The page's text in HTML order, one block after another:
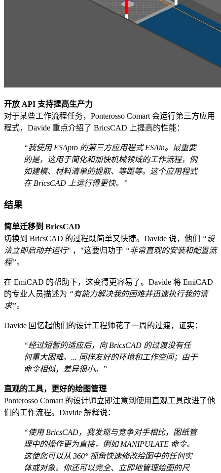
开放 API 支持提高生产力
对于某些工作流程任务，Ponterosso Comart 会运行第三方应用
程式，Davide 重点介绍了 BricsCAD 上提高的性能：
“我使用 ESApro 的第三方应用程式 ESAin。最重要
的是，这用于简化和加快机械领域的工作流程，例
如建模、材料清单的提取、等距等。这个应用程式
在 BricsCAD 上运行得更快。”
结果
简单迁移到 BricsCAD
切换到 BricsCAD 的过程既简单又快捷。Davide 说，他们
“设
法立即启动并运行" ，"这要归功于 “非常直观的安装和配置流
程”。
在 EmiCAD 的帮助下，这变得更容易了。Davide 将 EmiCAD
的专业人员描述为 “有能力解决我的困难并迅速执行我的请
求”。
Davide 回忆起他们的设计工程师花了一周的过渡，证实：
“经过短暂的适应后，向 BricsCAD 的过渡没有任
何重大困难。... 同样友好的环境和工作空间；由于
命令相似，差异很小。”
直观的工具，更好的绘图管理
Ponterosso Comart 的设计师立即注意到使用直观工具改进了他
们的工作流程。Davide 解释说：
“使用 BricsCAD，我发现与竞争对手相比，图纸管
理中的操作更为直接，例如 MANIPULATE 命令。
这使您可以从 360° 视角快速修改绘图中的任何实
体或对象。你还可以完全、立即地管理绘图的尺